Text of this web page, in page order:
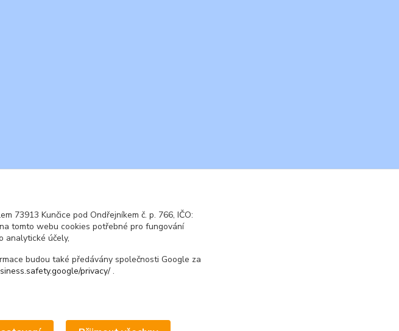
73913 Kunčice pod Ondřejníkem č. p. 766, IČO:
tomto webu cookies potřebné pro fungování
analytické účely,
budou také předávány společnosti Google za
privacy/.